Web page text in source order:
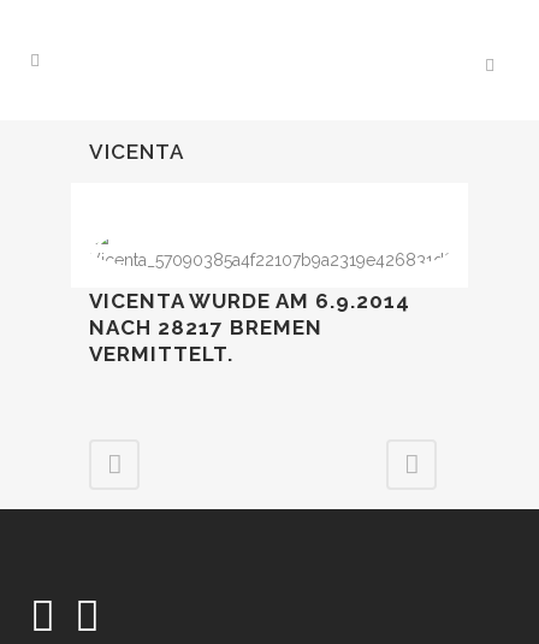
VICENTA
VICENTA WURDE AM 6.9.2014
NACH 28217 BREMEN
VERMITTELT.